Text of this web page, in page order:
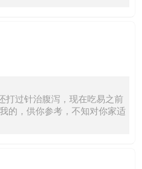
打过针治腹泻，现在吃易之前
的，供你参考，不知对你家适